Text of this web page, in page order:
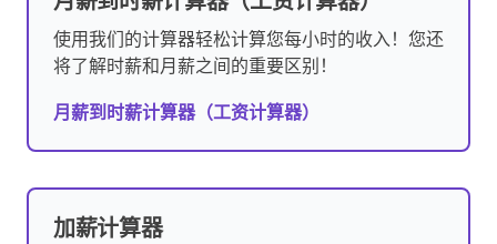
使用我们的计算器轻松计算您每小时的收入！您还
将了解时薪和月薪之间的重要区别！
月薪到时薪计算器（工资计算器）
加薪计算器